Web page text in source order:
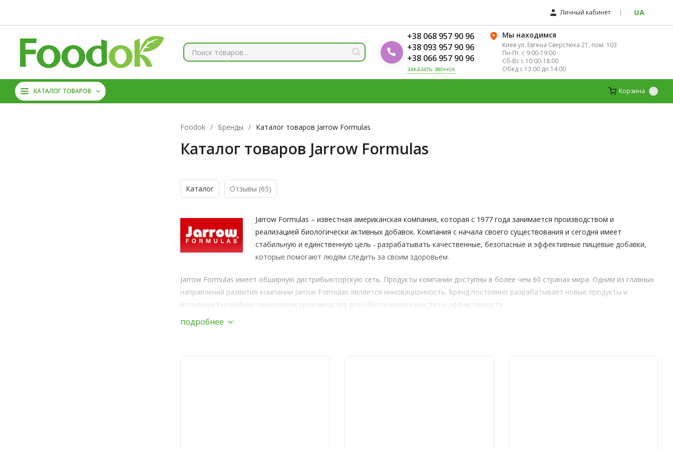
Личный кабинет UA
+38 068 957 90 96
+38 093 957 90 96
+38 066 957 90 96
заказать звонок
Мы находимся
Киев ул. Евгена Сверстюка 21, пом. 103
Пн-Пт. с 9:00-19:00
Сб-Вс с 10:00-18:00
Обед с 13:00 до 14:00
КАТАЛОГ ТОВАРОВ
МАГНИЙ
АМИНОКИСЛОТЫ ЦИНК
Корзина 0
Foodok / Бренды / Каталог товаров Jarrow Formulas
Каталог товаров Jarrow Formulas
Каталог Отзывы (65)
Jarrow Formulas – известная американская компания, которая с 1977 года занимается производством и
реализацией биологически активных добавок. Компания с начала своего существования и сегодня имеет
стабильную и единственную цель - разрабатывать качественные, безопасные и эффективные пищевые добавки,
которые помогают людям следить за своим здоровьем.
Jarrow Formulas имеет обширную дистрибьюторскую сеть. Продукты компании доступны в более чем 60 странах мира. Одним из главных
направлений развития компании Jarrow Formulas является инновационность. Бренд постоянно разрабатывает новые продукты и
использует новейшие технологии производства для обеспечения качества и эффективности.
Основные преимущества фирмы Jarrow Formulas
подробнее